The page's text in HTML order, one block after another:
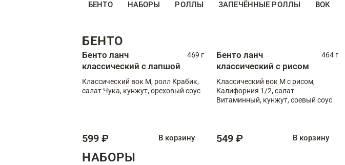
БЕНТО НАБОРЫ РОЛЛЫ ЗАПЕЧЁННЫЕ РОЛЛЫ ВОК
БЕНТО
Бенто ланч
классический с лапшой
469 г
Классический вок М, ролл Крабик,
салат Чука, кунжут, ореховый соус
599 ₽ В корзину
Бенто ланч
классический с рисом
464 г
Классический вок М с рисом,
Калифорния 1/2, салат
Витаминный, кунжут, соевый соус
549 ₽ В корзину
НАБОРЫ